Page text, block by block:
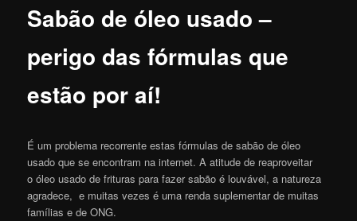
Sabão de óleo usado –
perigo das fórmulas que
estão por aí!
É um problema recorrente estas fórmulas de sabão de óleo
usado que se encontram na internet. A atitude de reaproveitar
o óleo usado de frituras para fazer sabão é louvável, a natureza
agradece, e muitas vezes é uma renda suplementar de muitas
famílias e de ONG.